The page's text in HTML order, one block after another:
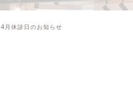
4月休診日のお知らせ